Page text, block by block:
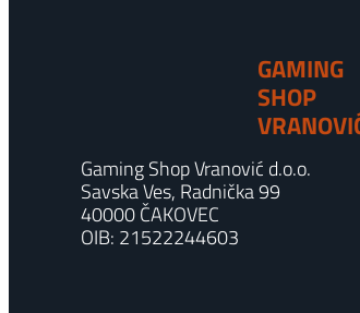
GAMING
SHOP
Gaming Shop Vranović d.o.o.
Savska Ves, Radnička 99
40000 ČAKOVEC
OIB: 21522244603